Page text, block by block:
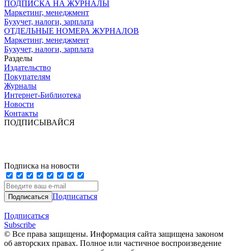
ПОДПИСКА НА ЖУРНАЛЫ
Маркетинг, менеджмент
Бухучет, налоги, зарплата
ОТДЕЛЬНЫЕ НОМЕРА ЖУРНАЛОВ
Маркетинг, менеджмент
Бухучет, налоги, зарплата
Разделы
Издательство
Покупателям
Журналы
Интернет-Библиотека
Новости
Контакты
ПОДПИСЫВАЙСЯ
Подписка на новости
Подписаться
Подписаться
Subscribe
© Все права защищены. Информация сайта защищена законом
об авторских правах. Полное или частичное воспроизведение